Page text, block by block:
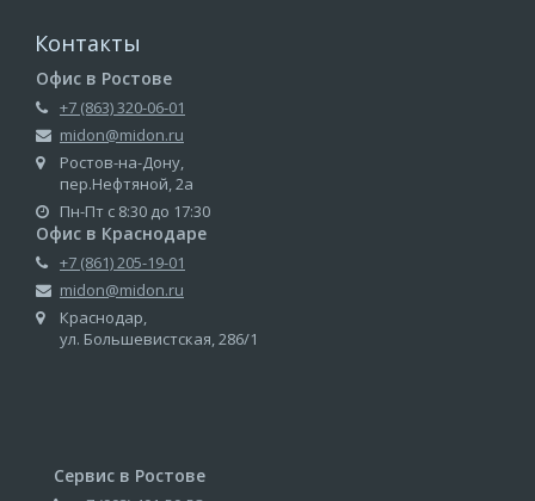
Контакты
Офис в Ростове
+7 (863) 320-06-01
midon@midon.ru
Ростов-на-Дону,
пер.Нефтяной, 2а
Пн-Пт с 8:30 до 17:30
Офис в Краснодаре
+7 (861) 205-19-01
midon@midon.ru
Краснодар,
ул. Большевистская, 286/1
Сервис в Ростове